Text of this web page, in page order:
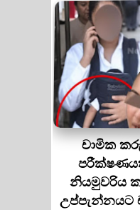
චාමික
නියමුවරිය
උප්පැන්නයට